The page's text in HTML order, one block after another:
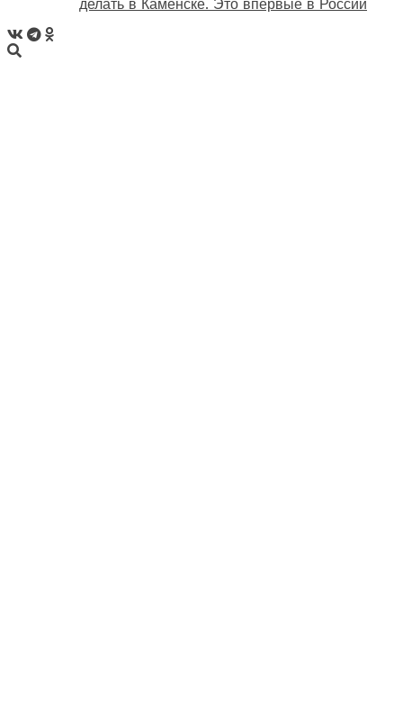
делать в Каменске. Это впервые в России